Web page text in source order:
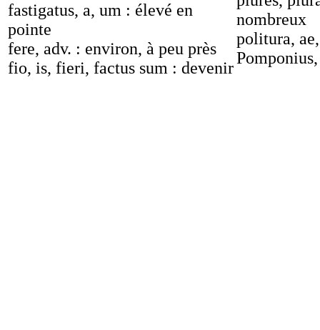
fastigatus, a, um : élevé en
pointe
fere, adv. : environ, à peu près
fio, is, fieri, factus sum : devenir
nombreux
politura,